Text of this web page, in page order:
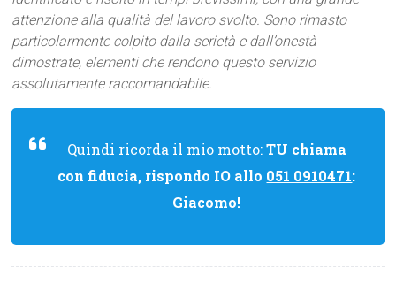
attenzione alla qualità del lavoro svolto. Sono rimasto
particolarmente colpito dalla serietà e dall’onestà
dimostrate, elementi che rendono questo servizio
assolutamente raccomandabile.
Quindi ricorda il mio motto:TU chiama
con fiducia, rispondo IO allo 051 0910471:
Giacomo!